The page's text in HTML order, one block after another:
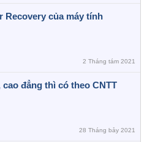
Recovery của máy tính
2 Tháng tám 2021
đẳng thì có theo CNTT
28 Tháng bảy 2021